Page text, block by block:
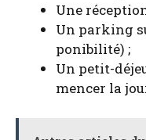
Une
Un par­king
po­ni­bi­li­té) ;
Un petit-
men­cer la